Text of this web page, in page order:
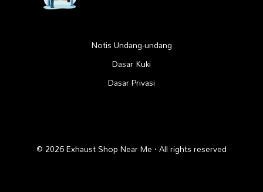
Notis Undang-undang
Dasar Kuki
Dasar Privasi
© 2026 Exhaust Shop Near Me · All rights reserved